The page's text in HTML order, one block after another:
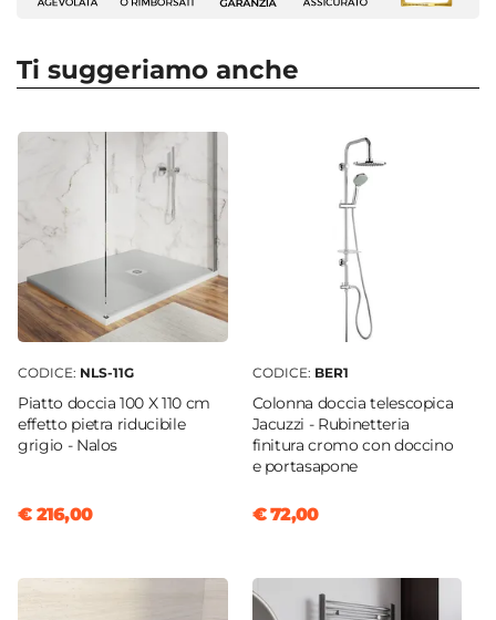
Altezza
Serie
Keep
Anticalcare
Si
Finitura Anta
Opaco
Materiale Anta
Spessore Anta
8 mm
Materiale Profilo
Colore Profilo
Ti suggeriamo anche
CODICE: NLS-11G
Piatto doccia 100 X 110 cm
effetto pietra riducibile
grigio - Nalos
€ 216,00
CODICE: BER1
Colonna doccia telescopica
Jacuzzi - Rubinetteria
finitura cromo con doccino
e portasapone
€ 72,00